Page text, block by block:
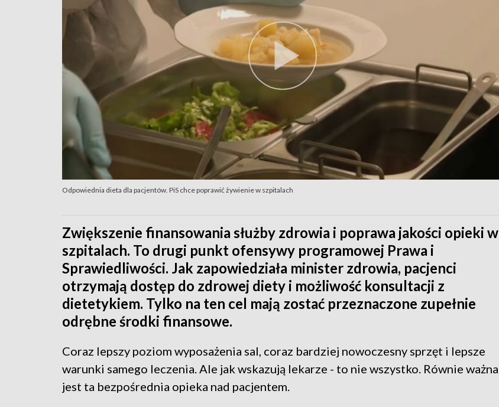
Odpowiednia dieta dla pacjentów. PiS chce poprawić żywienie w szpitalach
Zwiększenie finansowania służby zdrowia i poprawa jakości opieki w
szpitalach. To drugi punkt ofensywy programowej Prawa i
Sprawiedliwości. Jak zapowiedziała minister zdrowia, pacjenci
otrzymają dostęp do zdrowej diety i możliwość konsultacji z
dietetykiem. Tylko na ten cel mają zostać przeznaczone zupełnie
odrębne środki finansowe.
Coraz lepszy poziom wyposażenia sal, coraz bardziej nowoczesny sprzęt i lepsze
warunki samego leczenia. Ale jak wskazują lekarze - to nie wszystko. Równie ważna
jest ta bezpośrednia opieka nad pacjentem.